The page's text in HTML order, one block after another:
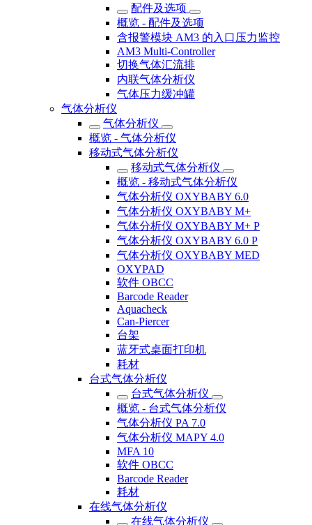
配件及选项
概览 - 配件及选项
含报警模块 AM3 的入口压力监控
AM3 Multi-Controller
切换气体汇流排
内联气体分析仪
气体压力缓冲罐
气体分析仪
气体分析仪
概览 - 气体分析仪
移动式气体分析仪
移动式气体分析仪
概览 - 移动式气体分析仪
气体分析仪 OXYBABY 6.0
气体分析仪 OXYBABY M+
气体分析仪 OXYBABY M+ P
气体分析仪 OXYBABY 6.0 P
气体分析仪 OXYBABY MED
OXYPAD
软件 OBCC
Barcode Reader
Aquacheck
Can-Piercer
台架
蓝牙式桌面打印机
耗材
台式气体分析仪
台式气体分析仪
概览 - 台式气体分析仪
气体分析仪 PA 7.0
气体分析仪 MAPY 4.0
MFA 10
软件 OBCC
Barcode Reader
耗材
在线气体分析仪
在线气体分析仪